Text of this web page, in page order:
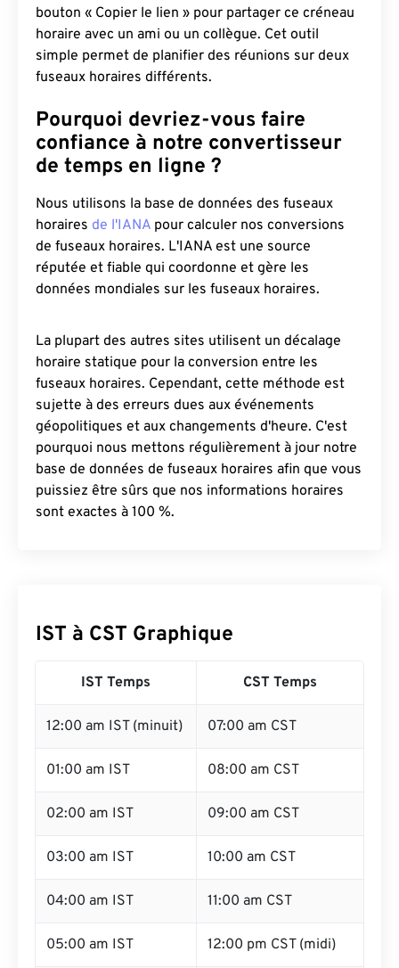
bouton « Copier le lien » pour partager ce créneau
horaire avec un ami ou un collègue. Cet outil
simple permet de planifier des réunions sur deux
fuseaux horaires différents.
Pourquoi devriez-vous faire
confiance à notre convertisseur
de temps en ligne ?
Nous utilisons la base de données des fuseaux
horaires de l'IANA pour calculer nos conversions
de fuseaux horaires. L'IANA est une source
réputée et fiable qui coordonne et gère les
données mondiales sur les fuseaux horaires.
La plupart des autres sites utilisent un décalage
horaire statique pour la conversion entre les
fuseaux horaires. Cependant, cette méthode est
sujette à des erreurs dues aux événements
géopolitiques et aux changements d'heure. C'est
pourquoi nous mettons régulièrement à jour notre
base de données de fuseaux horaires afin que vous
puissiez être sûrs que nos informations horaires
sont exactes à 100 %.
IST à CST Graphique
IST Temps CST Temps
12:00 am IST (minuit) 07:00 am CST
01:00 am IST 08:00 am CST
02:00 am IST 09:00 am CST
03:00 am IST 10:00 am CST
04:00 am IST 11:00 am CST
05:00 am IST 12:00 pm CST (midi)